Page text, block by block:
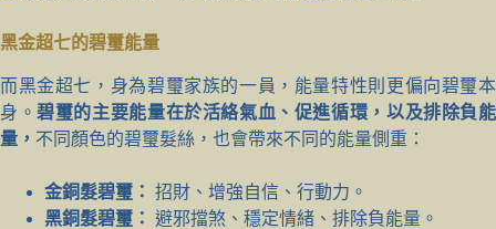
黑金超七的碧璽能量
而黑金超七，身為碧璽家族的一員，能量特性則更偏向碧璽本
身。 碧璽的主要能量在於活絡氣血、促進循環，以及排除負能
量， 不同顏色的碧璽髮絲，也會帶來不同的能量側重：
金銅髮碧璽： 招財、增強自信、行動力。
黑銅髮碧璽： 避邪擋煞、穩定情緒、排除負能量。